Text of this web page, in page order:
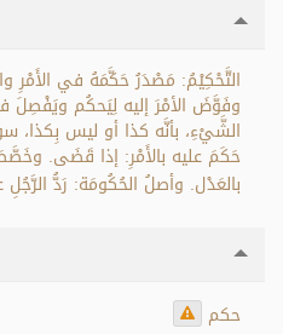
التَّحْكِيْمُ: مَصْدَرُ حَكَّمَهُ في الأَمْرِ
وفَوَّضَ الأمْرَ إليه لِيَحكُم ويَفْصِلَ
الشَّيْءِ، بأنَّه كذا أو ليس بِكذا،
حَكَمَ عليه بالأَمْرِ: إذا قَضَى.
بالعَدْل. وأصلُ الحُكُومَة: رَدُّ
حكم